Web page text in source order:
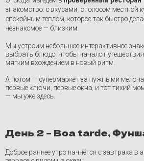
Доброе раннее утро начнётся с завтрака в
террасе с видом на океан.
Затем мы отправимся знакомиться со столицей
Фуншалом. Зайдём на знаменитыйрынок
Lavradores, где запахи, краски и голоса
живой поток жизни, и попробуем экзотические
сладкие, солнечные, почти невероятные.
После рынка нас ждёт
День 2 – Boa tarde, Фуншал